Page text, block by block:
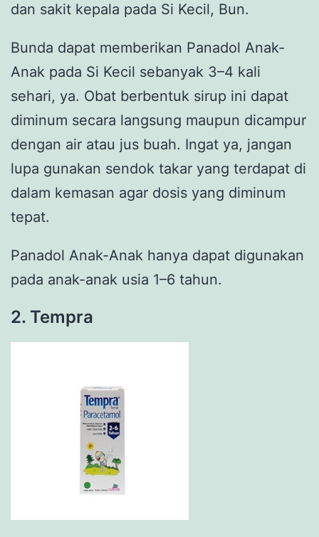
dan sakit kepala pada Si Kecil, Bun.
Bunda dapat memberikan Panadol Anak-
Anak pada Si Kecil sebanyak 3–4 kali
sehari, ya. Obat berbentuk sirup ini dapat
diminum secara langsung maupun dicampur
dengan air atau jus buah. Ingat ya, jangan
lupa gunakan sendok takar yang terdapat di
dalam kemasan agar dosis yang diminum
tepat.
Panadol Anak-Anak hanya dapat digunakan
pada anak-anak usia 1–6 tahun.
2. Tempra